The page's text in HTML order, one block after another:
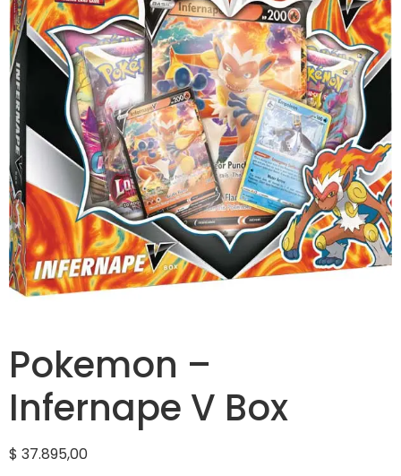
Pokemon –
Infernape V Box
$ 37.895,00